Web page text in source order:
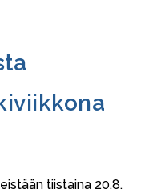
tiistaina 20.8.